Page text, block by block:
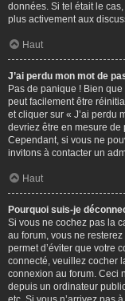
données. Si tel était le
plus activement aux
Haut
J’ai perdu mon mot de
Pas de panique ! Bien
peut facilement être
et cliquer sur « J’ai perdu
devriez être en mesure
Cependant, si vous ne
invitons à contacter un
Haut
Pourquoi suis-je
Si vous ne cochez pas la
au forum, vous ne
permet d’éviter que votre
connecté, veuillez cocher
connexion au forum. Ceci
depuis un ordinateur